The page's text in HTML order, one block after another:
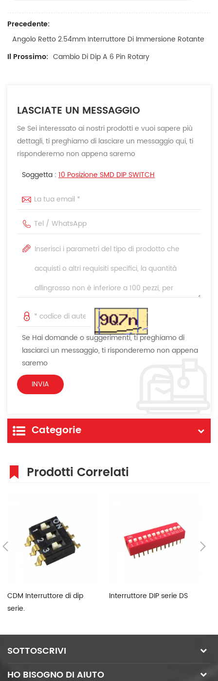
Precedente:
Angolo Retto 2.54mm Interruttore Di Immersione Rotante
Il Prossimo: Cambio Di Dip A 6 Pin Rotary
LASCIATE UN MESSAGGIO
Se Sei interessato ai nostri prodotti e vuoi sapere più
dettagli, ti preghiamo di lasciare un messaggio qui, ti
risponderemo non appena saremo
Soggetta : 10 Posizione SMD DIP SWITCH
Se Hai domande o suggerimenti, ti preghiamo di
lasciarci un messaggio, ti risponderemo non appena
saremo
Categorie
Prodotti Correlati
CDM Interruttore di dip
serie.
Interruttore DIP serie DS
SOTTOSCRIVI
HO BISOGNO DI AIUTO